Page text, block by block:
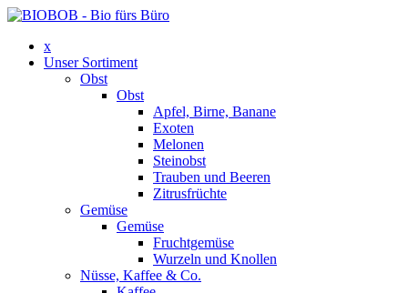
x
Unser Sortiment
Obst
Obst
Apfel, Birne, Banane
Exoten
Melonen
Steinobst
Trauben und Beeren
Zitrusfrüchte
Gemüse
Gemüse
Fruchtgemüse
Wurzeln und Knollen
Nüsse, Kaffee & Co.